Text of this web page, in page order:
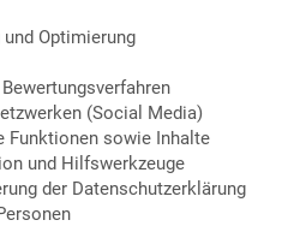
Optimierung
(Social Media)
Funktionen sowie Inhalte
und Hilfswerkzeuge
der Datenschutzerklärung